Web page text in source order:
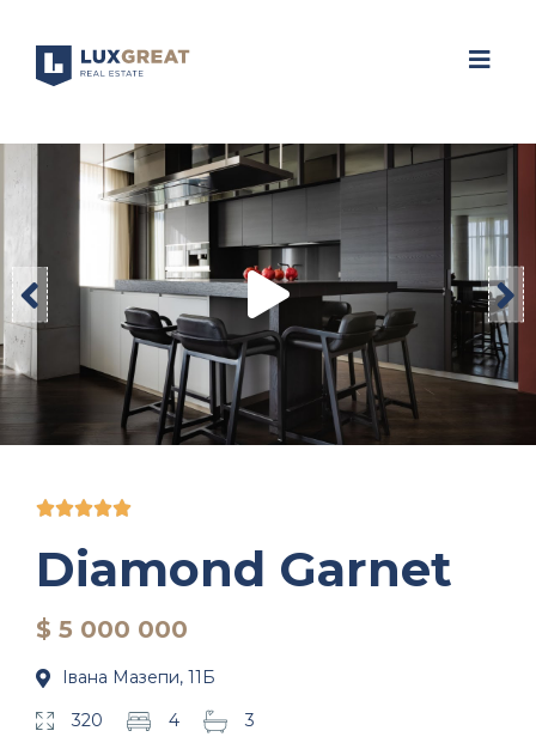

Diamond Garnet
$ 5 000 000
Івана Мазепи, 11Б
320
4 3